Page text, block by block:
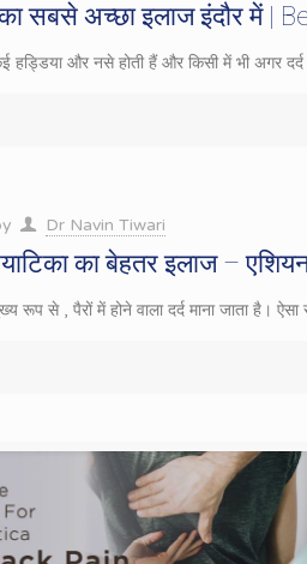
का सबसे अच्छा इलाज इंदौर में
हड्डिया और नसे होती हैं और किसी में भी अगर
Dr Navin Tiwari
का बेहतर इलाज –
रूप से , पैरों में होने वाला दर्द माना जाता है।